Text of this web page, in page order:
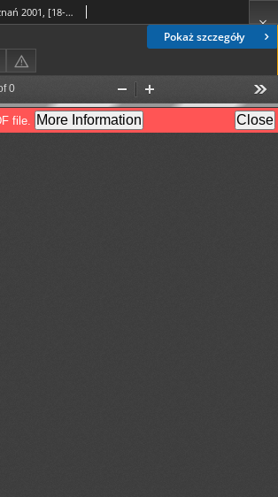
Pokaż szczegóły
Universitas Cantat, Poznań 2001, [18-24.04.2001 r.]